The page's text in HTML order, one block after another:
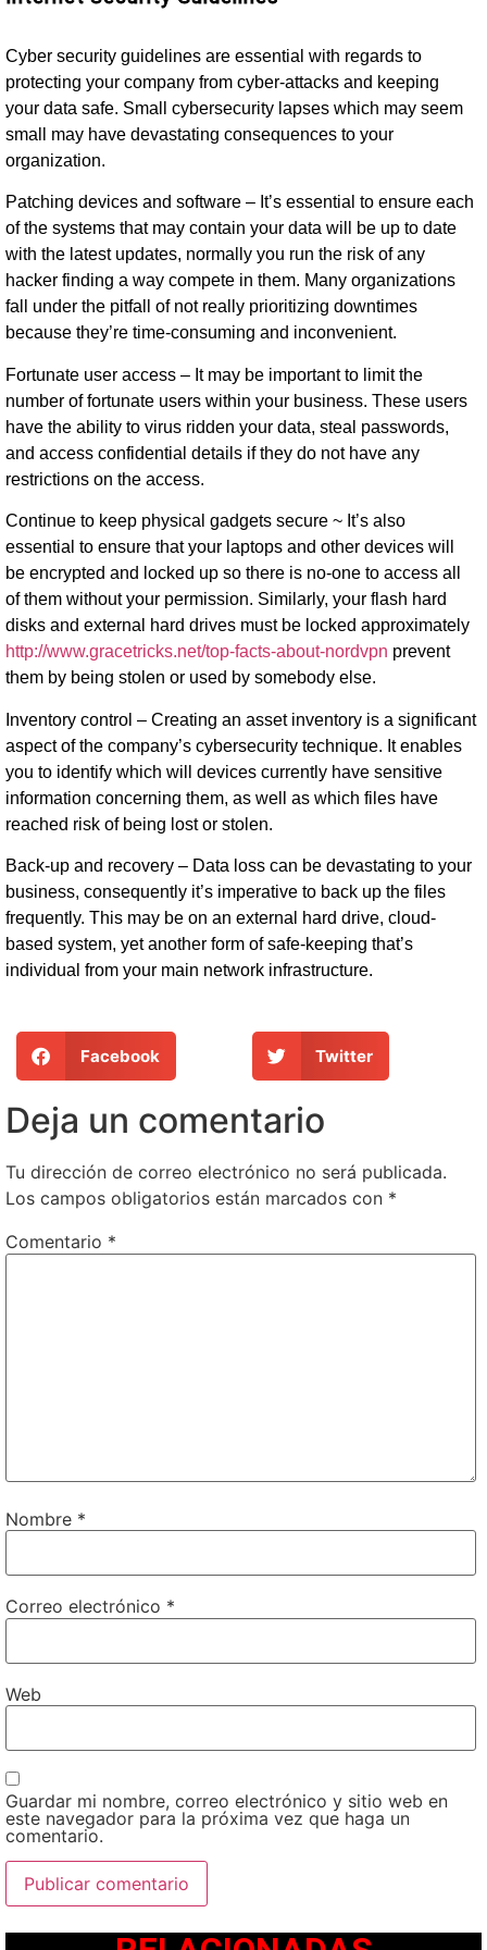
Cyber security guidelines are essential with regards to
protecting your company from cyber-attacks and keeping
your data safe. Small cybersecurity lapses which may seem
small may have devastating consequences to your
organization.
Patching devices and software – It’s essential to ensure each
of the systems that may contain your data will be up to date
with the latest updates, normally you run the risk of any
hacker finding a way compete in them. Many organizations
fall under the pitfall of not really prioritizing downtimes
because they’re time-consuming and inconvenient.
Fortunate user access – It may be important to limit the
number of fortunate users within your business. These users
have the ability to virus ridden your data, steal passwords,
and access confidential details if they do not have any
restrictions on the access.
Continue to keep physical gadgets secure ~ It’s also
essential to ensure that your laptops and other devices will
be encrypted and locked up so there is no-one to access all
of them without your permission. Similarly, your flash hard
disks and external hard drives must be locked approximately
http://www.gracetricks.net/top-facts-about-nordvpn prevent
them by being stolen or used by somebody else.
Inventory control – Creating an asset inventory is a significant
aspect of the company’s cybersecurity technique. It enables
you to identify which will devices currently have sensitive
information concerning them, as well as which files have
reached risk of being lost or stolen.
Back-up and recovery – Data loss can be devastating to your
business, consequently it’s imperative to back up the files
frequently. This may be on an external hard drive, cloud-
based system, yet another form of safe-keeping that’s
individual from your main network infrastructure.
Facebook Twitter
Deja un comentario
Tu dirección de correo electrónico no será publicada.
Los campos obligatorios están marcados con *
Comentario *
Nombre *
Correo electrónico *
Web
Guardar mi nombre, correo electrónico y sitio web en
este navegador para la próxima vez que haga un
comentario.